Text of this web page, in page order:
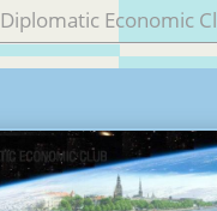
Diplomatic Economic